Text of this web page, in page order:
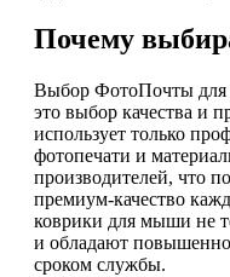
Почему
Выбор ФотоПочты для
это выбор качества и
использует только
фотопечати и
производителей, что
премиум-качество
коврики для мыши не
и обладают
сроком службы.